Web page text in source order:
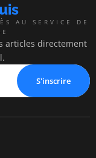
AU SERVICE DE
articles directement
S'inscrire